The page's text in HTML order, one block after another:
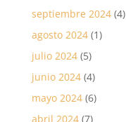
septiembre 2024(4)
agosto 2024(1)
julio 2024(5)
junio 2024(4)
mayo 2024(6)
abril 2024(7)